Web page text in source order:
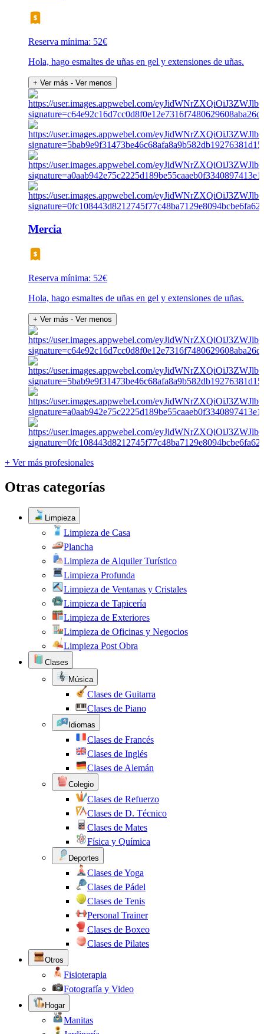
Reserva mínima: 52€
Hola, hago esmaltes de uñas en gel y extensiones de uñas.
+ Ver más - Ver menos
Mercia
Reserva mínima: 52€
Hola, hago esmaltes de uñas en gel y extensiones de uñas.
+ Ver más - Ver menos
+ Ver más profesionales
Otras categorías
Limpieza
Limpieza de Casa
Plancha
Limpieza de Alquiler Turístico
Limpieza Profunda
Limpieza de Ventanas y Cristales
Limpieza de Tapicería
Limpieza de Exteriores
Limpieza de Oficinas y Negocios
Limpieza Post Obra
Clases
Música
Clases de Guitarra
Clases de Piano
Idiomas
Clases de Francés
Clases de Inglés
Clases de Alemán
Colegio
Clases de Refuerzo
Clases de D. Técnico
Clases de Mates
Física y Química
Deportes
Clases de Yoga
Clases de Pádel
Clases de Tenis
Personal Trainer
Clases de Boxeo
Clases de Pilates
Otros
Fisioterapia
Fotografía y Video
Hogar
Manitas